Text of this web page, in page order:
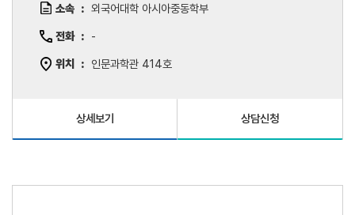
소속 외국어대학 아시아중동학부
전화 -
위치 인문과학관 414호
상세보기 상담신청